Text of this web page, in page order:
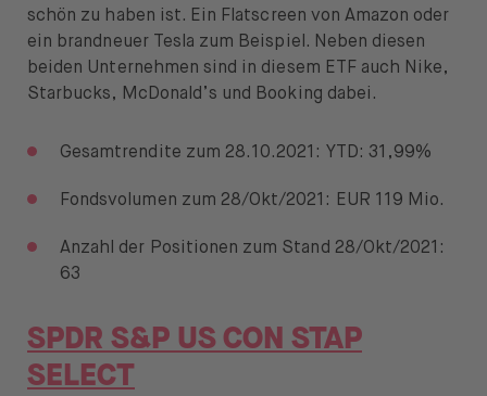
schön zu haben ist. Ein Flatscreen von Amazon oder
ein brandneuer Tesla zum Beispiel. Neben diesen
beiden Unternehmen sind in diesem ETF auch Nike,
Starbucks, McDonald’s und Booking dabei.
Gesamtrendite zum 28.10.2021: YTD: 31,99%
Fondsvolumen zum 28/Okt/2021: EUR 119 Mio.
Anzahl der Positionen zum Stand 28/Okt/2021:
63
SPDR S&P US CON STAP
SELECT